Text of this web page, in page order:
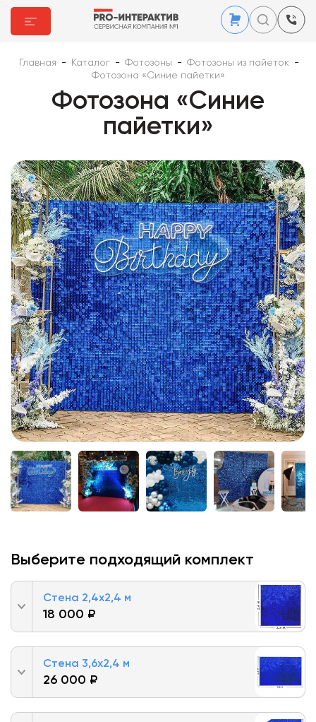
Главная - Каталог - Фотозоны - Фотозоны из пайеток -
Фотозона «Синие пайетки»
Фотозона «Синие
пайетки»
Выберите подходящий комплект
Стена 2,4х2,4 м
18 000 ₽
Стена 3,6х2,4 м
26 000 ₽